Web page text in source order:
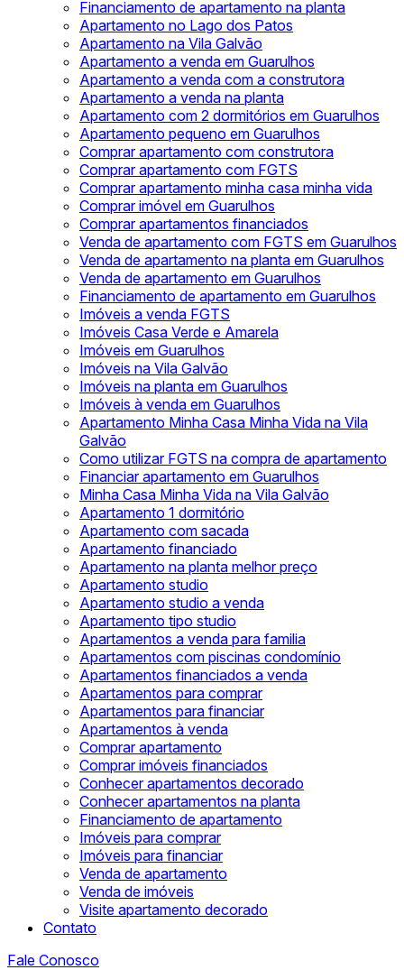
Financiamento de apartamento na planta
Apartamento no Lago dos Patos
Apartamento na Vila Galvão
Apartamento a venda em Guarulhos
Apartamento a venda com a construtora
Apartamento a venda na planta
Apartamento com 2 dormitórios em Guarulhos
Apartamento pequeno em Guarulhos
Comprar apartamento com construtora
Comprar apartamento com FGTS
Comprar apartamento minha casa minha vida
Comprar imóvel em Guarulhos
Comprar apartamentos financiados
Venda de apartamento com FGTS em Guarulhos
Venda de apartamento na planta em Guarulhos
Venda de apartamento em Guarulhos
Financiamento de apartamento em Guarulhos
Imóveis a venda FGTS
Imóveis Casa Verde e Amarela
Imóveis em Guarulhos
Imóveis na Vila Galvão
Imóveis na planta em Guarulhos
Imóveis à venda em Guarulhos
Apartamento Minha Casa Minha Vida na Vila
Galvão
Como utilizar FGTS na compra de apartamento
Financiar apartamento em Guarulhos
Minha Casa Minha Vida na Vila Galvão
Apartamento 1 dormitório
Apartamento com sacada
Apartamento financiado
Apartamento na planta melhor preço
Apartamento studio
Apartamento studio a venda
Apartamento tipo studio
Apartamentos a venda para familia
Apartamentos com piscinas condomínio
Apartamentos financiados a venda
Apartamentos para comprar
Apartamentos para financiar
Apartamentos à venda
Comprar apartamento
Comprar imóveis financiados
Conhecer apartamentos decorado
Conhecer apartamentos na planta
Financiamento de apartamento
Imóveis para comprar
Imóveis para financiar
Venda de apartamento
Venda de imóveis
Visite apartamento decorado
Contato
Fale Conosco